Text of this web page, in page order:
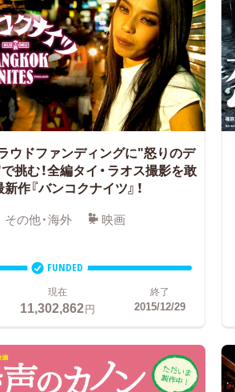
ウドファンディングに"怒りのデ
挑む！全編タイ・ラオス撮影を敢
新作『バンコクナイツ』！
その他・海外 映画
FUNDED
現在
11,302,862円
終了
2015/12/29